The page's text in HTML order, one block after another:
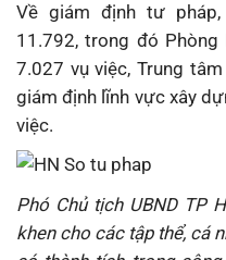
Về giám định tư
11.792, trong đó
7.027 vụ việc, Trung
giám định lĩnh vực xây
việc.
Phó Chủ tịch UBND TP
khen cho các tập thể, cá